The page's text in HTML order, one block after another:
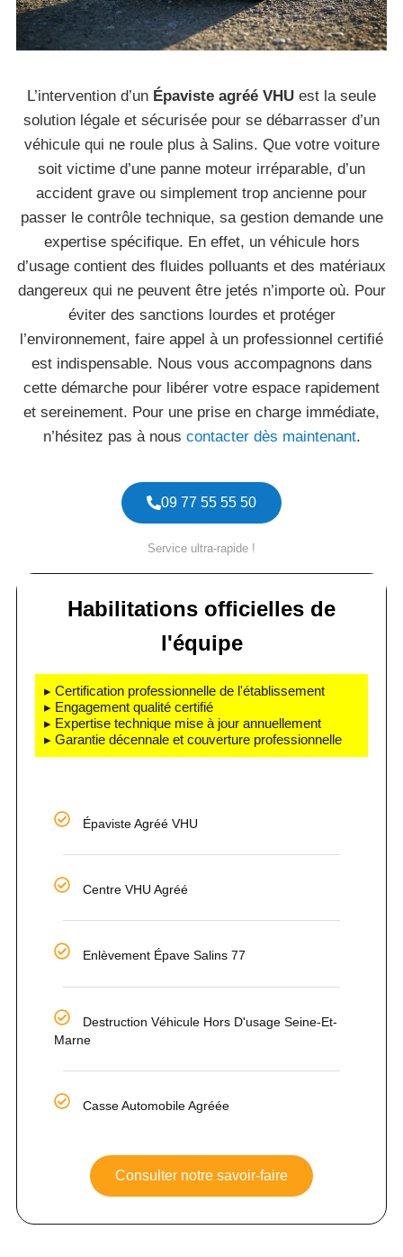
L’intervention d’un Épaviste agréé VHU est la seule
solution légale et sécurisée pour se débarrasser d’un
véhicule qui ne roule plus à Salins. Que votre voiture
soit victime d’une panne moteur irréparable, d’un
accident grave ou simplement trop ancienne pour
passer le contrôle technique, sa gestion demande une
expertise spécifique. En effet, un véhicule hors
d’usage contient des fluides polluants et des matériaux
dangereux qui ne peuvent être jetés n’importe où. Pour
éviter des sanctions lourdes et protéger
l’environnement, faire appel à un professionnel certifié
est indispensable. Nous vous accompagnons dans
cette démarche pour libérer votre espace rapidement
et sereinement. Pour une prise en charge immédiate,
n’hésitez pas à nous contacter dès maintenant.
09 77 55 55 50
Service ultra-rapide !
Habilitations officielles de
l'équipe
▸ Certification professionnelle de l'établissement
▸ Engagement qualité certifié
▸ Expertise technique mise à jour annuellement
▸ Garantie décennale et couverture professionnelle
Épaviste Agréé VHU
Centre VHU Agréé
Enlèvement Épave Salins 77
Destruction Véhicule Hors D'usage Seine-Et-
Marne
Casse Automobile Agréée
Consulter notre savoir-faire